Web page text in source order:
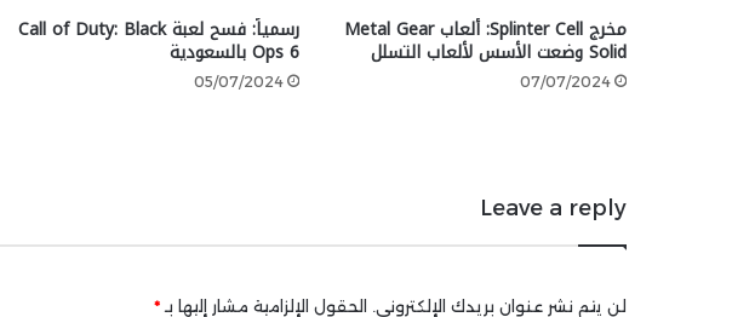
مخرج Splinter Cell: ألعاب Metal Gear
Solid وضعت الأسس لألعاب التسلل
07/07/2024
رسمياً: فسح لعبة Call of Duty: Black
Ops 6 بالسعودية
05/07/2024
Leave a reply
لن يتم نشر عنوان بريدك الإلكتروني. الحقول الإلزامية مشار إليها بـ *